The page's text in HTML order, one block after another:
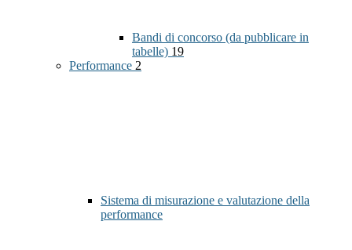
Bandi di concorso (da pubblicare in
tabelle) 19
Performance 2
Sistema di misurazione e valutazione della
performance